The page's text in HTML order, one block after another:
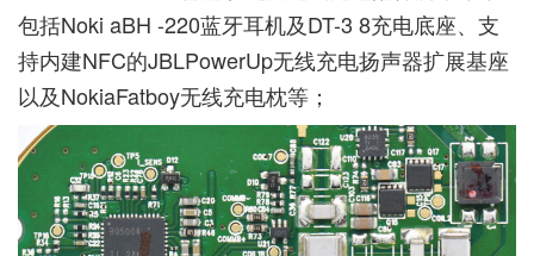
包括Noki aBH -220蓝牙耳机及DT-3 8充电底座、支
持内建NFC的JBLPowerUp无线充电扬声器扩展基座
以及NokiaFatboy无线充电枕等；